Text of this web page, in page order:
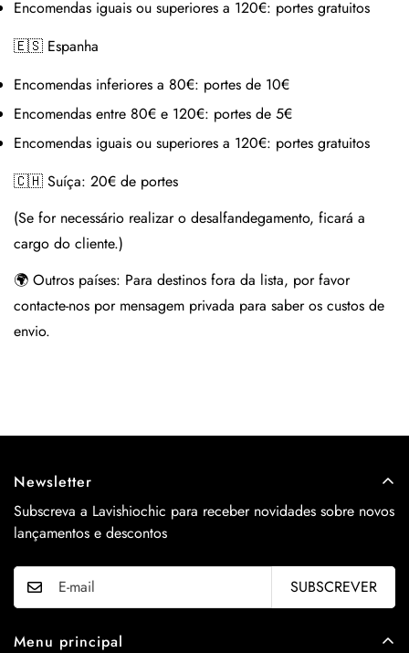
Encomendas iguais ou superiores a 120€: portes gratuitos
🇪🇸 Espanha
Encomendas inferiores a 80€: portes de 10€
Encomendas entre 80€ e 120€: portes de 5€
Encomendas iguais ou superiores a 120€: portes gratuitos
🇨🇭 Suíça: 20€ de portes
(Se for necessário realizar o desalfandegamento, ficará a
cargo do cliente.)
🌍 Outros países: Para destinos fora da lista, por favor
contacte-nos por mensagem privada para saber os custos de
envio.
Newsletter
Subscreva a Lavishiochic para receber novidades sobre novos
lançamentos e descontos
SUBSCREVER
Menu principal